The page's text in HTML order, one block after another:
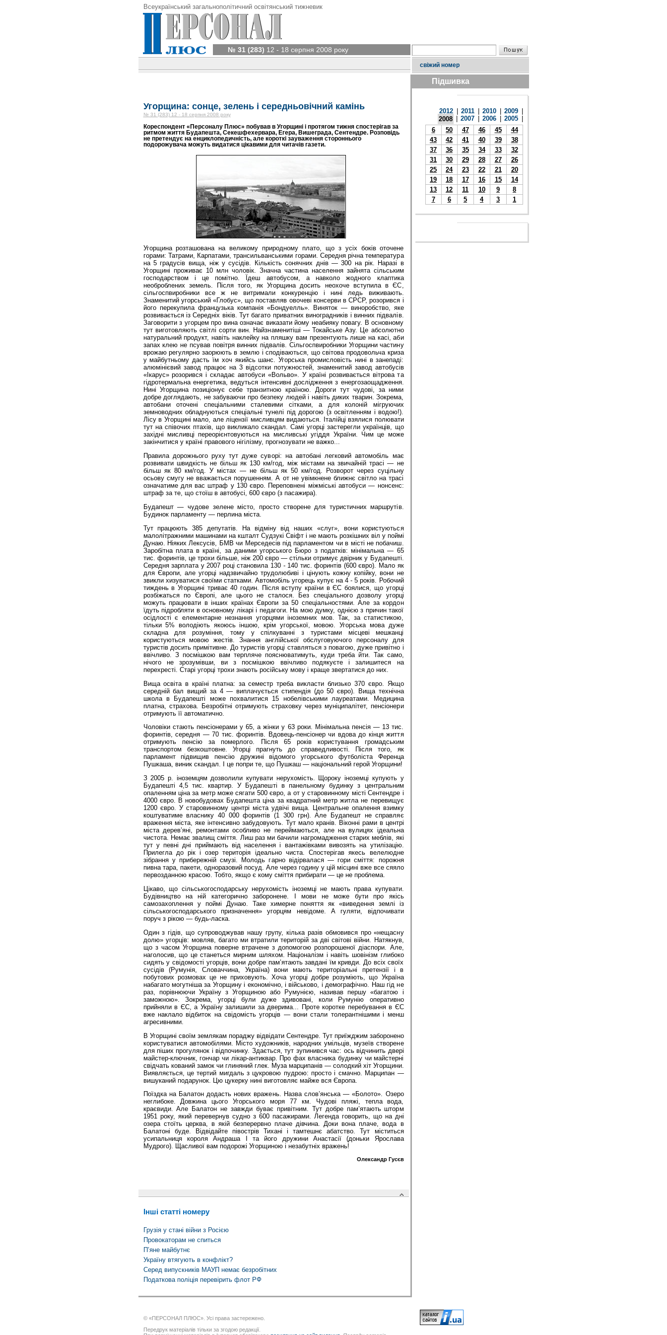
Всеукраїнський загальнополітичний освітянський тижневик
№ 31 (283) 12 - 18 серпня 2008 року
свіжий номер
Угорщина: сонце, зелень і середньовічний камінь
№ 31 (283) 12 - 18 серпня 2008 року
Кореспондент «Персоналу Плюс» побував в Угорщині і протягом тижня спостерігав за
ритмом життя Будапешта, Секешфехервара, Егера, Вишеграда, Сентендре. Розповідь
не претендує на енциклопедичність, але короткі зауваження стороннього
подорожувача можуть видатися цікавими для читачів газети.
Угорщина розташована на великому природному плато, що з усіх боків оточене
горами: Татрами, Карпатами, трансильванськими горами. Середня річна температура
на 5 градусів вища, ніж у сусідів. Кількість сонячних днів — 300 на рік. Наразі в
Угорщині проживає 10 млн чоловік. Значна частина населення зайнята сільським
господарством і це помітно. Їдеш автобусом, а навколо жодного клаптика
необроблених земель. Після того, як Угорщина досить неохоче вступила в ЄС,
сільгоспвиробники все ж не витримали конкуренцію і нині ледь виживають.
Знаменитий угорський «Глобус», що поставляв овочеві консерви в СРСР, розорився і
його перекупила французька компанія «Бондуелль». Виняток — виноробство, яке
розвивається із Середніх віків. Тут багато приватних виноградників і винних підвалів.
Заговорити з угорцем про вина означає виказати йому неабияку повагу. В основному
тут виготовляють світлі сорти вин. Найзнаменитіші — Токайське Азу. Це абсолютно
натуральний продукт, навіть наклейку на пляшку вам презентують лише на касі, аби
запах клею не псував повітря винних підвалів. Сільгоспвиробники Угорщини частину
врожаю регулярно заорюють в землю і сподіваються, що світова продовольча криза
у майбутньому дасть їм хоч якийсь шанс. Угорська промисловість нині в занепаді:
алюмінієвий завод працює на 3 відсотки потужностей, знаменитий завод автобусів
«Ікарус» розорився і складає автобуси «Вольво». У країні розвивається вітрова та
гідротермальна енергетика, ведуться інтенсивні дослідження з енергозаощадження.
Нині Угорщина позиціонує себе транзитною країною. Дороги тут чудові, за ними
добре доглядають, не забуваючи про безпеку людей і навіть диких тварин. Зокрема,
автобани оточені спеціальними сталевими сітками, а для колоній мігруючих
земноводних обладнуються спеціальні тунелі під дорогою (з освітленням і водою!).
Лісу в Угорщині мало, але ліцензії мисливцям видаються. Італійці взялися полювати
тут на співочих птахів, що викликало скандал. Самі угорці застерегли українців, що
західні мисливці переорієнтовуються на мисливські угіддя України. Чим це може
закінчитися у країні правового нігілізму, прогнозувати не важко...
Правила дорожнього руху тут дуже суворі: на автобані легковий автомобіль має
розвивати швидкість не більш як 130 км/год, між містами на звичайній трасі — не
більш як 80 км/год. У містах — не більш як 50 км/год. Розворот через суцільну
осьову смугу не вважається порушенням. А от не увімкнене ближнє світло на трасі
означатиме для вас штраф у 130 євро. Переповнені міжміські автобуси — нонсенс:
штраф за те, що стоїш в автобусі, 600 євро (з пасажира).
Будапешт — чудове зелене місто, просто створене для туристичних маршрутів.
Будинок парламенту — перлина міста.
Тут працюють 385 депутатів. На відміну від наших «слуг», вони користуються
малолітражними машинами на кшталт Судзукі Свіфт і не мають розкішних віл у поймі
Дунаю. Ніяких Лексусів, БМВ чи Мерседесів під парламентом чи в місті не побачиш.
Заробітна плата в країні, за даними угорського Бюро з податків: мінімальна — 65
тис. форинтів, це трохи більше, ніж 200 євро — стільки отримує двірник у Будапешті.
Середня зарплата у 2007 році становила 130 - 140 тис. форинтів (600 євро). Мало як
для Європи, але угорці надзвичайно трудолюбиві і цінують кожну копійку, вони не
звикли хизуватися своїми статками. Автомобіль угорець купує на 4 - 5 років. Робочий
тиждень в Угорщині триває 40 годин. Після вступу країни в ЄС боялися, що угорці
розбіжаться по Європі, але цього не сталося. Без спеціального дозволу угорці
можуть працювати в інших країнах Європи за 50 спеціальностями. Але за кордон
їдуть підробляти в основному лікарі і педагоги. На мою думку, однією з причин такої
осідлості є елементарне незнання угорцями іноземних мов. Так, за статистикою,
тільки 5% володіють якоюсь іншою, крім угорської, мовою. Угорська мова дуже
складна для розуміння, тому у спілкуванні з туристами місцеві мешканці
користуються мовою жестів. Знання англійської обслуговуючого персоналу для
туристів досить примітивне. До туристів угорці ставляться з повагою, дуже привітно і
ввічливо. З посмішкою вам терпляче пояснюватимуть, куди треба йти. Так само,
нічого не зрозумівши, ви з посмішкою ввічливо подякуєте і залишитеся на
перехресті. Старі угорці трохи знають російську мову і краще звертатися до них.
Вища освіта в країні платна: за семестр треба викласти близько 370 євро. Якщо
середній бал вищий за 4 — виплачується стипендія (до 50 євро). Вища технічна
школа в Будапешті може похвалитися 15 нобелівськими лауреатами. Медицина
платна, страхова. Безробітні отримують страховку через муніципалітет, пенсіонери
отримують її автоматично.
Чоловіки стають пенсіонерами у 65, а жінки у 63 роки. Мінімальна пенсія — 13 тис.
форинтів, середня — 70 тис. форинтів. Вдовець-пенсіонер чи вдова до кінця життя
отримують пенсію за померлого. Після 65 років користування громадським
транспортом безкоштовне. Угорці прагнуть до справедливості. Після того, як
парламент підвищив пенсію дружині відомого угорського футболіста Ференца
Пушкаша, виник скандал. І це попри те, що Пушкаш — національний герой Угорщини!
З 2005 р. іноземцям дозволили купувати нерухомість. Щороку іноземці купують у
Будапешті 4,5 тис. квартир. У Будапешті в панельному будинку з центральним
опаленням ціна за метр може сягати 500 євро, а от у старовинному місті Сентендре і
4000 євро. В новобудовах Будапешта ціна за квадратний метр житла не перевищує
1200 євро. У старовинному центрі міста удвічі вища. Центральне опалення взимку
коштуватиме власнику 40 000 форинтів (1 300 грн). Але Будапешт не справляє
враження міста, яке інтенсивно забудовують. Тут мало кранів. Віконні рами в центрі
міста дерев’яні, ремонтами особливо не переймаються, але на вулицях ідеальна
чистота. Немає звалищ сміття. Лиш раз ми бачили нагромадження старих меблів, які
тут у певні дні приймають від населення і вантажівками вивозять на утилізацію.
Прилегла до рік і озер територія ідеально чиста. Спостерігав якесь велелюдне
зібрання у прибережній смузі. Молодь гарно відірвалася — гори сміття: порожня
пивна тара, пакети, одноразовий посуд. Але через годину у цій місцині вже все сяяло
первозданною красою. Тобто, якщо є кому сміття прибирати — це не проблема.
Цікаво, що сільськогосподарську нерухомість іноземці не мають права купувати.
Будівництво на ній категорично заборонене. І мови не може бути про якісь
самозахоплення у поймі Дунаю. Таке химерне поняття як «виведення землі із
сільськогосподарського призначення» угорцям невідоме. А гуляти, відпочивати
поруч з рікою — будь-ласка.
Один з гідів, що супроводжував нашу групу, кілька разів обмовився про «нещасну
долю» угорців: мовляв, багато ми втратили територій за дві світові війни. Натякнув,
що з часом Угорщина поверне втрачене з допомогою розпорошеної діаспори. Але,
наголосив, що це станеться мирним шляхом. Націоналізм і навіть шовінізм глибоко
сидять у свідомості угорців, вони добре пам’ятають завдані їм кривди. До всіх своїх
сусідів (Румунія, Словаччина, Україна) вони мають територіальні претензії і в
побутових розмовах це не приховують. Хоча угорці добре розуміють, що Україна
набагато могутніша за Угорщину і економічно, і військово, і демографічно. Наш гід не
раз, порівнюючи Україну з Угорщиною або Румунією, називав першу «багатою і
заможною». Зокрема, угорці були дуже здивовані, коли Румунію оперативно
прийняли в ЄС, а Україну залишили за дверима... Проте коротке перебування в ЄС
вже наклало відбиток на свідомість угорців — вони стали толерантнішими і менш
агресивними.
В Угорщині своїм землякам пораджу відвідати Сентендре. Тут приїжджим заборонено
користуватися автомобілями. Місто художників, народних умільців, музеїв створене
для піших прогулянок і відпочинку. Здається, тут зупинився час: ось відчинить двері
майстер-ключник, гончар чи лікар-антиквар. Про фах власника будинку чи майстерні
свідчать кований замок чи глиняний глек. Муза марципанів — солодкий хіт Угорщини.
Виявляється, це тертий мигдаль з цукровою пудрою: просто і смачно. Марципан —
вишуканий подарунок. Цю цукерку нині виготовляє майже вся Європа.
Поїздка на Балатон додасть нових вражень. Назва слов’янська — «Болото». Озеро
неглибоке. Довжина цього Угорського моря 77 км. Чудові пляжі, тепла вода,
краєвиди. Але Балатон не завжди буває привітним. Тут добре пам’ятають шторм
1951 року, який перевернув судно з 600 пасажирами. Легенда говорить, що на дні
озера стоїть церква, в якій безперервно плаче дівчина. Доки вона плаче, вода в
Балатоні буде. Відвідайте півострів Тихані і тамтешнє абатство. Тут міститься
усипальниця короля Андраша І та його дружини Анастасії (доньки Ярослава
Мудрого). Щасливої вам подорожі Угорщиною і незабутніх вражень!
Олександр Гусєв
Інші статті номеру
Грузія у стані війни з Росією
Провокаторам не спиться
П’яне майбутнє
Україну втягують в конфлікт?
Серед випускників МАУП немає безробітних
Податкова поліція перевірить флот РФ
Підшивка
2012 2011 2010 2009
2008
2007 2006 2005
6
50 47 46 45
44
43
42 41 40 39
38
37
36 35 34 33
32
31
30 29 28 27
26
25
24 23 22 21
20
19
18 17 16 15
14
13
12 11 10 9
8
7
6 5 4 3 1
© «ПЕРСОНАЛ ПЛЮС». Усі права застережено.
Передрук матеріалів тільки за згодою редакції.